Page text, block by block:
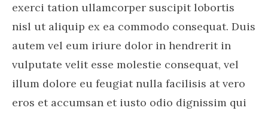
exerci tation ullamcorper suscipit lobortis
nisl ut aliquip ex ea commodo consequat. Duis
autem vel eum iriure dolor in hendrerit in
vulputate velit esse molestie consequat, vel
illum dolore eu feugiat nulla facilisis at vero
eros et accumsan et iusto odio dignissim qui